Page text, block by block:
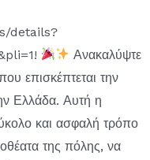
details?
Ανακαλύψτε
επισκέπτεται την
Ελλάδα. Αυτή η
και ασφαλή τρόπο
της πόλης, να